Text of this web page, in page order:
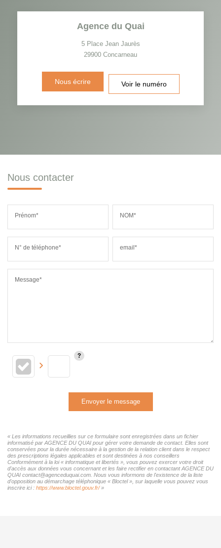
Agence du Quai
5 Place Jean Jaurès
29900 Concarneau
Nous écrire Voir le numéro
Nous contacter
Prénom* NOM*
N° de téléphone* email*
Message*
Envoyer le message
« Les informations recueillies sur ce formulaire sont enregistrées dans un fichier
informatisé par AGENCE DU QUAI pour gérer votre demande de contact. Elles sont
conservées pour la durée nécessaire à la gestion de la relation client dans le respect
des prescriptions légales applicables et sont destinées à nos conseillers
Conformément à la loi « informatique et libertés », vous pouvez exercer votre droit
d'accès aux données vous concernant et les faire rectifier en contactant AGENCE DU
QUAI contact@agenceduquai.com. Nous vous informons de l'existence de la liste
d'opposition au démarchage téléphonique « Bloctel », sur laquelle vous pouvez vous
inscrire ici : https://www.bloctel.gouv.fr/»